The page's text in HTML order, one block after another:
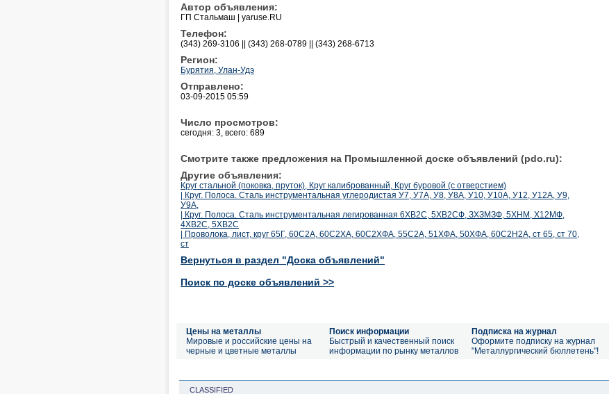
Автор объявления:
ГП Стальмаш | yaruse.RU
Телефон:
(343) 269-3106 || (343) 268-0789 || (343) 268-6713
Регион:
Бурятия, Улан-Удэ
Отправлено:
03-09-2015 05:59
Число просмотров:
сегодня: 3, всего: 689
Смотрите также предложения на Промышленной доске объявлений (pdo.ru):
Другие объявления:
Круг стальной (поковка, пруток), Круг калиброванный, Круг буровой (с отверстием)
| Круг. Полоса. Сталь инструментальная углеродистая У7, У7А, У8, У8А, У10, У10А, У12, У12А, У9,
У9А,
| Круг. Полоса. Сталь инструментальная легированная 6ХВ2С, 5ХВ2СФ, ЗХЗМЗФ, 5ХНМ, Х12МФ,
4ХВ2С, 5ХВ2С
| Проволока, лист, круг 65Г, 60С2А, 60С2ХА, 60С2ХФА, 55С2А, 51ХФА, 50ХФА, 60С2Н2А, ст 65, ст 70,
ст
Вернуться в раздел "Доска объявлений"
Поиск по доске объявлений >>
Цены на металлы
Мировые и российские цены на
черные и цветные металлы
Поиск информации
Быстрый и качественный поиск
информации по рынку металлов
Подписка на журнал
Оформите подписку на журнал
"Металлургический бюллетень"!
CLASSIFIED